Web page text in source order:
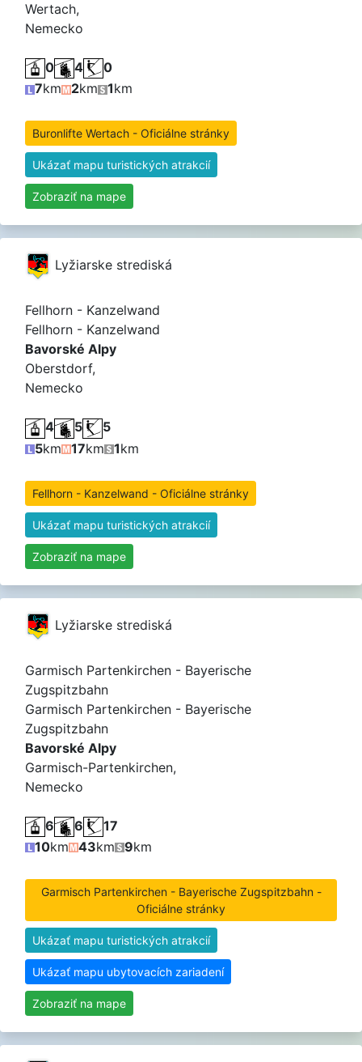
Wertach,
Nemecko
0 4
0
7km 2km 1km
Buronlifte Wertach - Oficiálne stránky
Ukázať mapu turistických atrakcií
Zobraziť na mape
Lyžiarske strediská
Fellhorn - Kanzelwand
Fellhorn - Kanzelwand
Bavorské Alpy
Oberstdorf,
Nemecko
4 5
5
5km 17km 1km
Fellhorn - Kanzelwand - Oficiálne stránky
Ukázať mapu turistických atrakcií
Zobraziť na mape
Lyžiarske strediská
Garmisch Partenkirchen - Bayerische
Zugspitzbahn
Garmisch Partenkirchen - Bayerische
Zugspitzbahn
Bavorské Alpy
Garmisch-Partenkirchen,
Nemecko
6 6
17
10km 43km 9km
Garmisch Partenkirchen - Bayerische Zugspitzbahn -
Oficiálne stránky
Ukázať mapu turistických atrakcií
Ukázať mapu ubytovacích zariadení
Zobraziť na mape